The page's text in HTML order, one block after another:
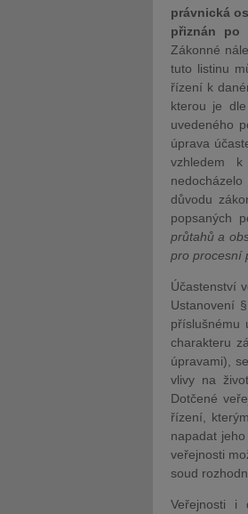
právnická
přiznán po
Zákonné
tuto listinu
řízení k
kterou je
uvedeného
úprava
vzhledem
důvodu
popsaných
průtahů a
pro procesní
Účastenství
Ustanovení
příslušnému
charakteru
úpravami),
vlivy na
Dotčené
řízení,
napadat
veřejnosti
soud
Veřejnosti i